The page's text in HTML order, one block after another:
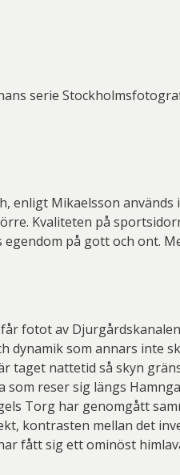
serie
enligt Mikaelsson
Kvaliteten på
på gott och ont.
fotot av
som annars inte
nattetid så skyn
reser sig längs
Torg har genomgått
kontrasten mellan det
fått sig ett ominöst